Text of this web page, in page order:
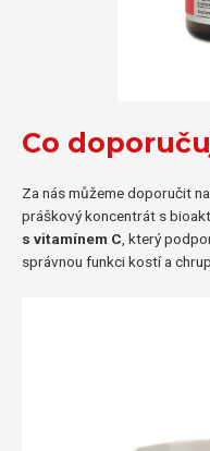
Co
Za nás můžeme doporučit
práškový koncentrát s
s vitamínem C , který
správnou funkci kostí a